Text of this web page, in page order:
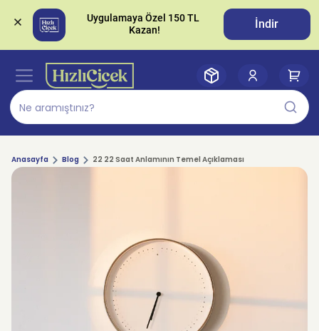
Uygulamaya Özel 150 TL
İndir
Anasayfa Blog 22 22 Saat Anlamının Temel Açıklaması